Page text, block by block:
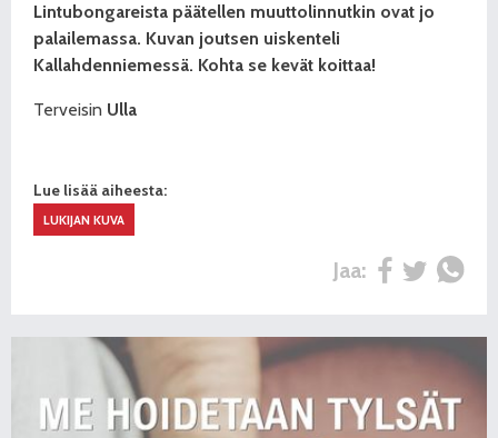
Lintubongareista päätellen muuttolinnutkin ovat jo
palailemassa. Kuvan joutsen uiskenteli
Kallahdenniemessä. Kohta se kevät koittaa!
Terveisin Ulla
Lue lisää aiheesta:
LUKIJAN KUVA
Jaa: